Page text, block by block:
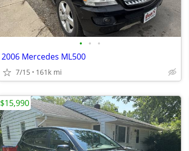
• • •
2006 Mercedes ML500
7/15 161k mi
$15,990